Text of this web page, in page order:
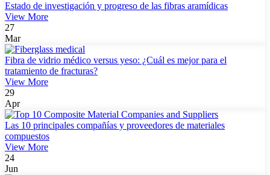
Estado de investigación y progreso de las fibras aramídicas
View More
27
Mar
Fibra de vidrio médico versus yeso: ¿Cuál es mejor para el
tratamiento de fracturas?
View More
29
Apr
Las 10 principales compañías y proveedores de materiales
compuestos
View More
24
Jun